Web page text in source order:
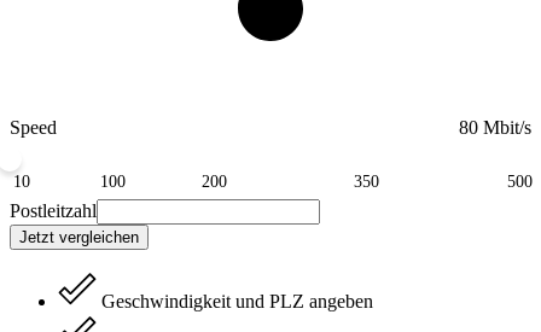
Speed 80 Mbit/s
10 100 200 350 500
Postleitzahl
Jetzt vergleichen
Geschwindigkeit und PLZ angeben